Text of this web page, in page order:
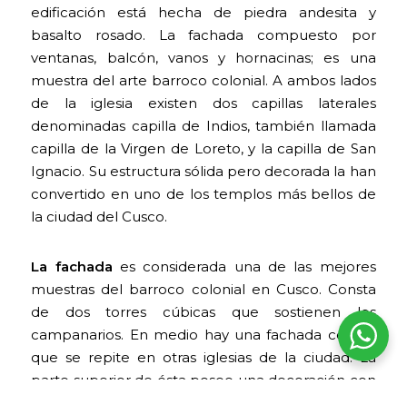
edificación está hecha de piedra andesita y
basalto rosado. La fachada compuesto por
ventanas, balcón, vanos y hornacinas; es una
muestra del arte barroco colonial. A ambos lados
de la iglesia existen dos capillas laterales
denominadas capilla de Indios, también llamada
capilla de la Virgen de Loreto, y la capilla de San
Ignacio. Su estructura sólida pero decorada la han
convertido en uno de los templos más bellos de
la ciudad del Cusco.
La fachada es considerada una de las mejores
muestras del barroco colonial en Cusco. Consta
de dos torres cúbicas que sostienen los
campanarios. En medio hay una fachada central
que se repite en otras iglesias de la ciudad. La
parte superior de ésta posee una decoración con